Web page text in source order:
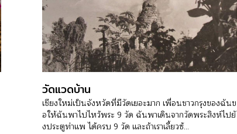
วัดแวดบ้าน
เชียงใหม่เป็นจังหวัดที่มีวัดเยอะมาก เพื่อนชาวกรุงของฉันข
อให้ฉันพาไปไหว้พระ 9 วัด ฉันพาเดินจากวัดพระสิงห์ไปยั
งประตูท่าแพ ได้ครบ 9 วัด และถ้าเราเลี้ยวซ้...